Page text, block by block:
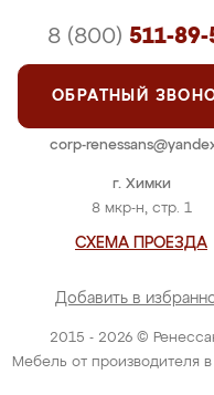
2015 - 2026 ©
Мебель от производителя в
г. Химки
8 мкр-н, стр. 1
СХЕМА ПРОЕЗДА
Добавить в
8 (800) 511-89-
ОБРАТНЫЙ
corp-